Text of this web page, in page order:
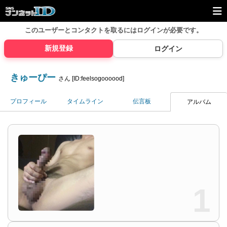
このユーザーとコンタクトを取るにはログインが必要です。
新規登録 ログイン
きゅーぴー さん [ID:feelsogoooood]
プロフィール タイムライン 伝言板 アルバム